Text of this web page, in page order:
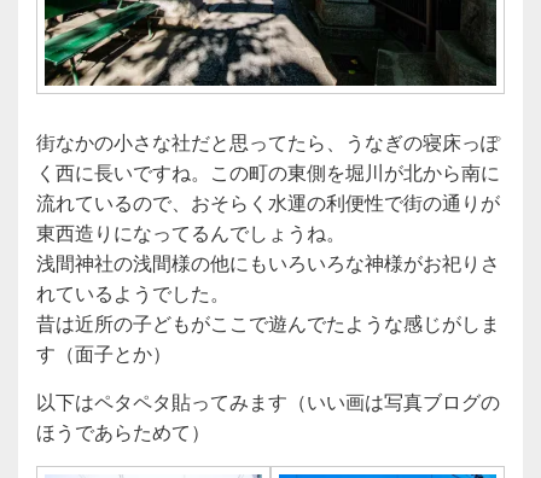
街なかの小さな社だと思ってたら、うなぎの寝床っぽ
く西に長いですね。この町の東側を堀川が北から南に
流れているので、おそらく水運の利便性で街の通りが
東西造りになってるんでしょうね。
浅間神社の浅間様の他にもいろいろな神様がお祀りさ
れているようでした。
昔は近所の子どもがここで遊んでたような感じがしま
す（面子とか）
以下はペタペタ貼ってみます（いい画は写真ブログの
ほうであらためて）